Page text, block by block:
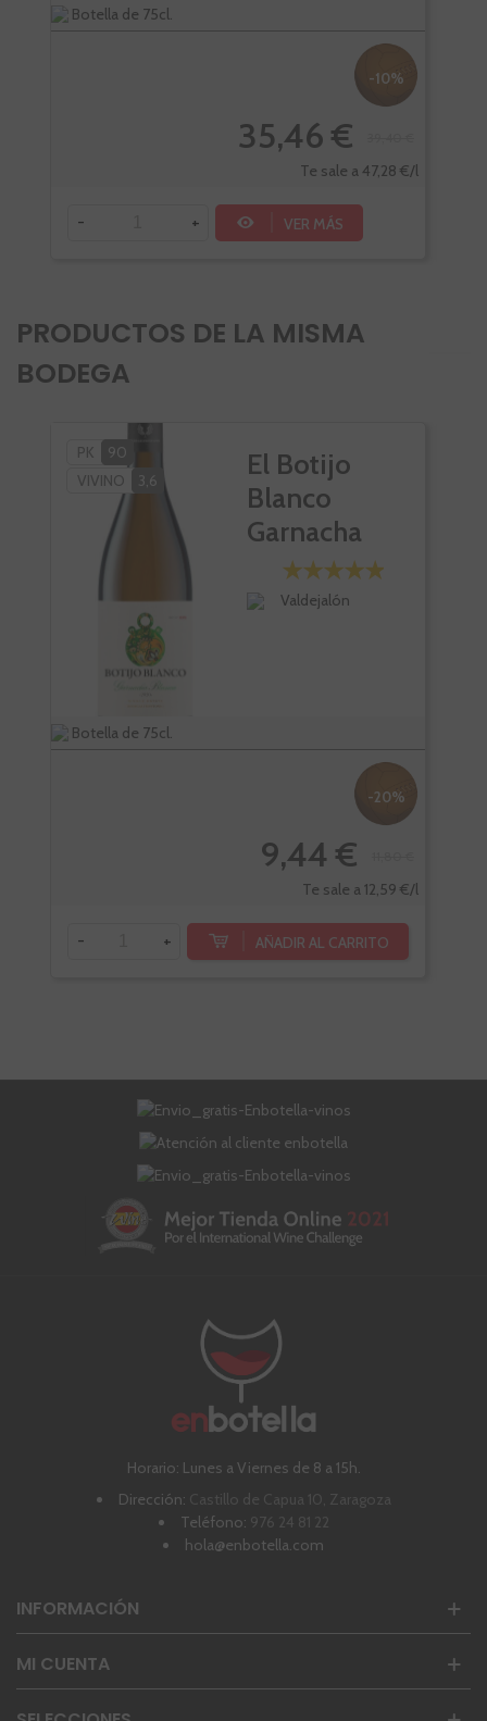
Botella de 75cl.
-10%
35,46 €
Te sale a 47,28 €/l
- + VER MÁS
PRODUCTOS DE LA MISMA
BODEGA
PK
90
VIVINO
3,6
El Botijo
Blanco
Garnacha
Blanca
Valdejalón
Botella de 75cl.
-20%
9,44 €
Te sale a 12,59 €/l
- + AÑADIR AL CARRITO
Horario: Lunes a Viernes de 8 a 15h.
Dirección: Castillo de Capua 10, Zaragoza
Teléfono: 976 24 81 22
hola@enbotella.com
INFORMACIÓN
MI CUENTA